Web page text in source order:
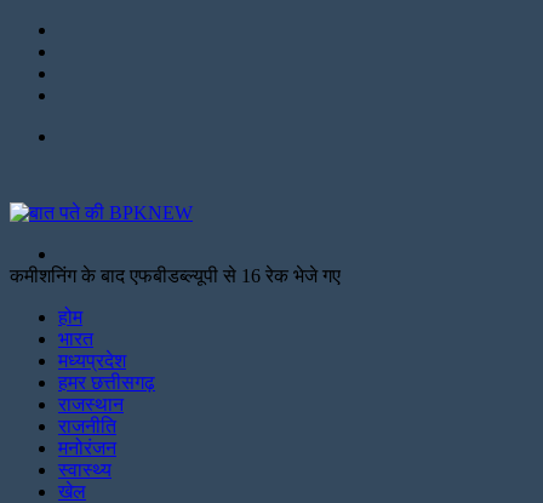
for
कमीशनिंग के बाद एफबीडब्ल्यूपी से 16 रेक भेजे गए
होम
भारत
मध्यप्रदेश
हमर छत्तीसगढ़
राजस्थान
राजनीति
मनोरंजन
स्वास्थ्य
खेल